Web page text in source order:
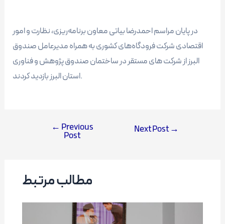
در پایان مراسم احمدرضا بیاتی معاون برنامه‌ریزی، نظارت و امور
اقتصادی شرکت فرودگاه‌های کشوری به همراه مدیرعامل صندوق
البرز از شرکت های مستقر در ساختمان صندوق پژوهش و فناوری
استان البرز بازدید کردند.
← Previous
Post Next Post→
مطالب مرتبط